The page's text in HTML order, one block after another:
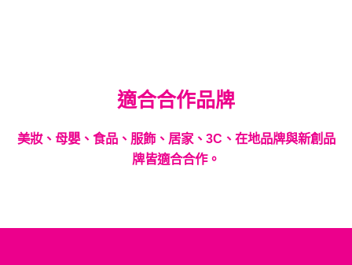
適合合作品牌
美妝、母嬰、食品、服飾、居家、3C、在地品牌與新創品
牌皆適合合作。